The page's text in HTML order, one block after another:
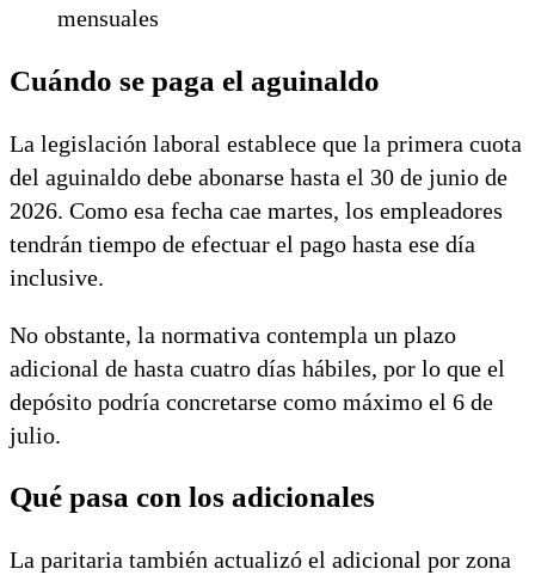
mensuales
Cuándo se paga el aguinaldo
La legislación laboral establece que la primera cuota
del aguinaldo debe abonarse hasta el 30 de junio de
2026. Como esa fecha cae martes, los empleadores
tendrán tiempo de efectuar el pago hasta ese día
inclusive.
No obstante, la normativa contempla un plazo
adicional de hasta cuatro días hábiles, por lo que el
depósito podría concretarse como máximo el 6 de
julio.
Qué pasa con los adicionales
La paritaria también actualizó el adicional por zona